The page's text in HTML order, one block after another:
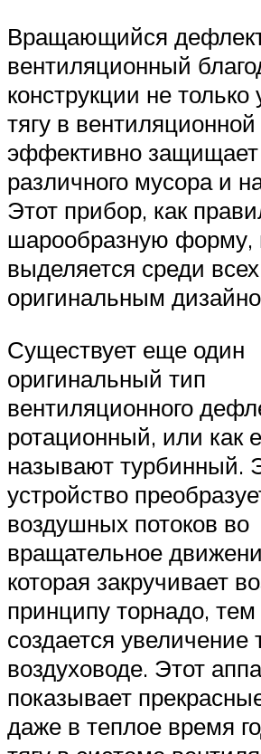
Вращающийся
вентиляционный
конструкции не только
тягу в
эффективно защищает
различного мусора и
Этот прибор, как
шарообразную форму,
выделяется среди всех
оригинальным
Существует еще один
оригинальный тип
вентиляционного
ротационный, или как
называют турбинный.
устройство
воздушных потоков во
вращательное
которая закручивает
принципу торнадо,
создается увеличение
воздуховоде. Этот
показывает
даже в теплое время